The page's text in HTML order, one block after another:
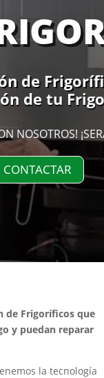
de
de tu
NOSOTROS!
CONTACTAR
de Frigoríficos que
y puedan reparar
la tecnología